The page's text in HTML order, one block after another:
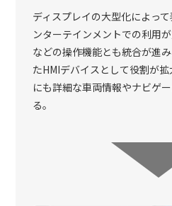
ディスプレイの大型化によっ
ンターテインメントでの利用
などの操作機能とも統合が進
たHMIデバイスとして役割が
にも詳細な車両情報やナビゲ
る。